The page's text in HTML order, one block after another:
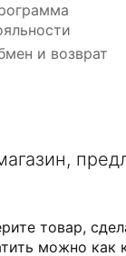
и возврат
товар,
можно как